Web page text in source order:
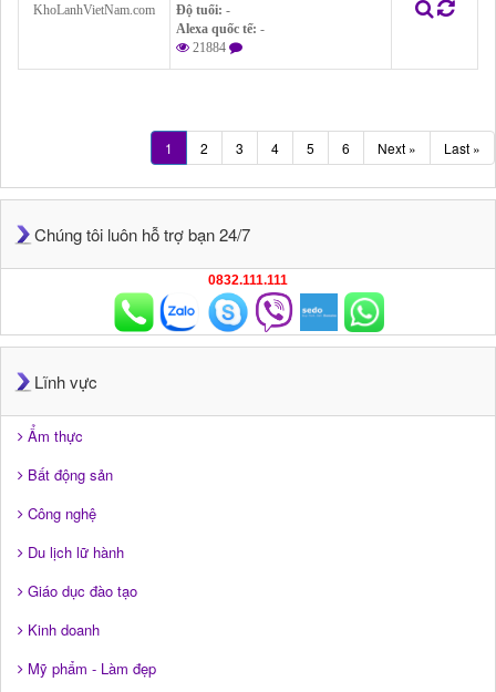
KhoLanhVietNam.com
Độ tuổi: -
Alexa quốc tế: -
21884
1 2 3 4 5 6 Next » Last »
Chúng tôi luôn hỗ trợ bạn 24/7
0832.111.111
Lĩnh vực
Ẩm thực
Bất động sản
Công nghệ
Du lịch lữ hành
Giáo dục đào tạo
Kinh doanh
Mỹ phẩm - Làm đẹp